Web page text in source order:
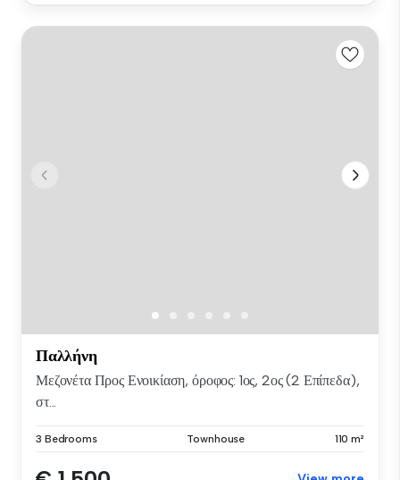
Παλλήνη
Μεζονέτα Προς Ενοικίαση, όροφος: 1ος, 2ος (2 Επίπεδα),
στ...
3 Bedrooms Townhouse 110 m²